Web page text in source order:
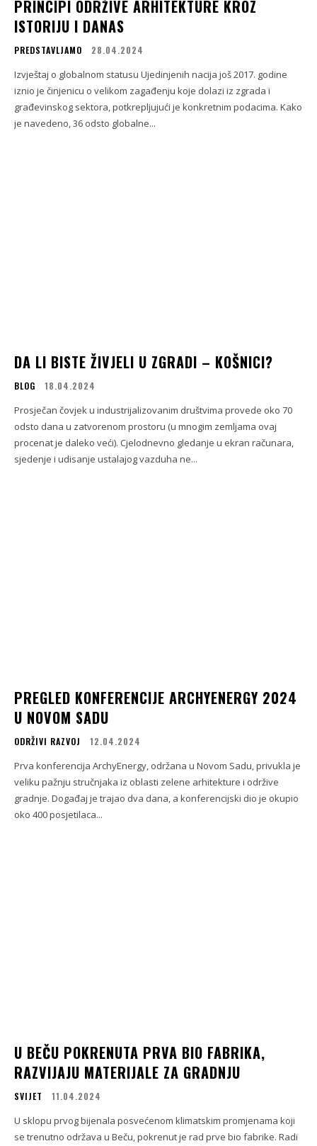
PRINCIPI ODRŽIVE ARHITEKTURE KROZ
ISTORIJU I DANAS
PREDSTAVLJAMO 28.04.2024
Izvještaj o globalnom statusu Ujedinjenih nacija još 2017. godine
iznio je činjenicu o velikom zagađenju koje dolazi iz zgrada i
građevinskog sektora, potkrepljujući je konkretnim podacima. Kako
je navedeno, 36 odsto globalne...
DA LI BISTE ŽIVJELI U ZGRADI – KOŠNICI?
BLOG 18.04.2024
Prosječan čovjek u industrijalizovanim društvima provede oko 70
odsto dana u zatvorenom prostoru (u mnogim zemljama ovaj
procenat je daleko veći). Cjelodnevno gledanje u ekran računara,
sjedenje i udisanje ustalajog vazduha ne...
PREGLED KONFERENCIJE ARCHYENERGY 2024
U NOVOM SADU
ODRŽIVI RAZVOJ 12.04.2024
Prva konferencija ArchyEnergy, održana u Novom Sadu, privukla je
veliku pažnju stručnjaka iz oblasti zelene arhitekture i održive
gradnje. Događaj je trajao dva dana, a konferencijski dio je okupio
oko 400 posjetilaca...
U BEČU POKRENUTA PRVA BIO FABRIKA,
RAZVIJAJU MATERIJALE ZA GRADNJU
SVIJET 11.04.2024
U sklopu prvog bijenala posvećenom klimatskim promjenama koji
se trenutno održava u Beču, pokrenut je rad prve bio fabrike. Radi